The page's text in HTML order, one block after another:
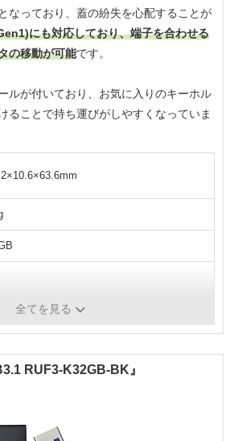
なっており、蓋の紛失を心配することが
にも対応しており、端子を合わせる
の移動が可能です。
ルが付いており、お気に入りのキーホル
ることで持ち運びがしやすくなっていま
（Gen1）
全てを見る
RUF3-K32GB-BK』